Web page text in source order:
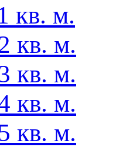
кв. м.
кв. м.
кв. м.
кв. м.
кв. м.